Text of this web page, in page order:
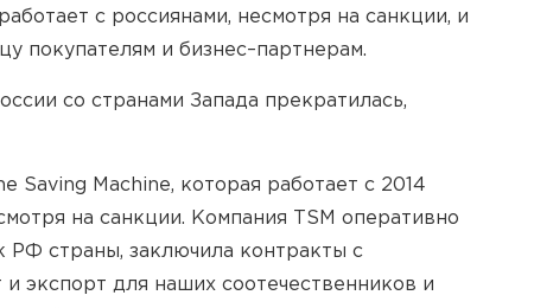
с россиянами, несмотря на санкции, и
покупателям и бизнес–партнерам.
со странами Запада прекратилась,
Machine, которая работает с 2014
на санкции. Компания TSM оперативно
страны, заключила контракты с
экспорт для наших соотечественников и